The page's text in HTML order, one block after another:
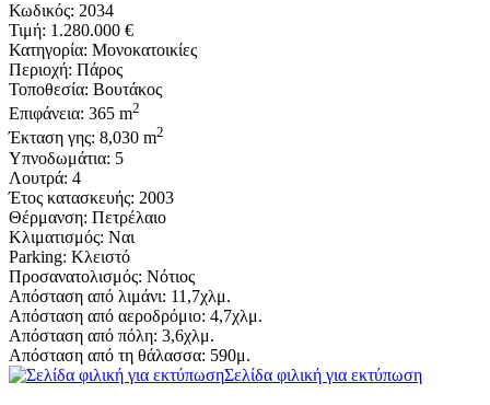
Κωδικός: 2034
Τιμή: 1.280.000 €
Κατηγορία: Μονοκατοικίες
Περιοχή: Πάρος
Τοποθεσία: Βουτάκος
Επιφάνεια: 365 m2
Έκταση γης: 8,030 m2
Υπνοδωμάτια: 5
Λουτρά: 4
Έτος κατασκευής: 2003
Θέρμανση: Πετρέλαιο
Κλιματισμός: Ναι
Parking: Κλειστό
Προσανατολισμός: Νότιος
Απόσταση από λιμάνι: 11,7χλμ.
Απόσταση από αεροδρόμιο: 4,7χλμ.
Απόσταση από πόλη: 3,6χλμ.
Απόσταση από τη θάλασσα: 590μ.
Σελίδα φιλική για εκτύπωση